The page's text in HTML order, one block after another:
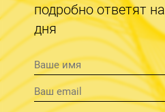
подробно ответят
дня